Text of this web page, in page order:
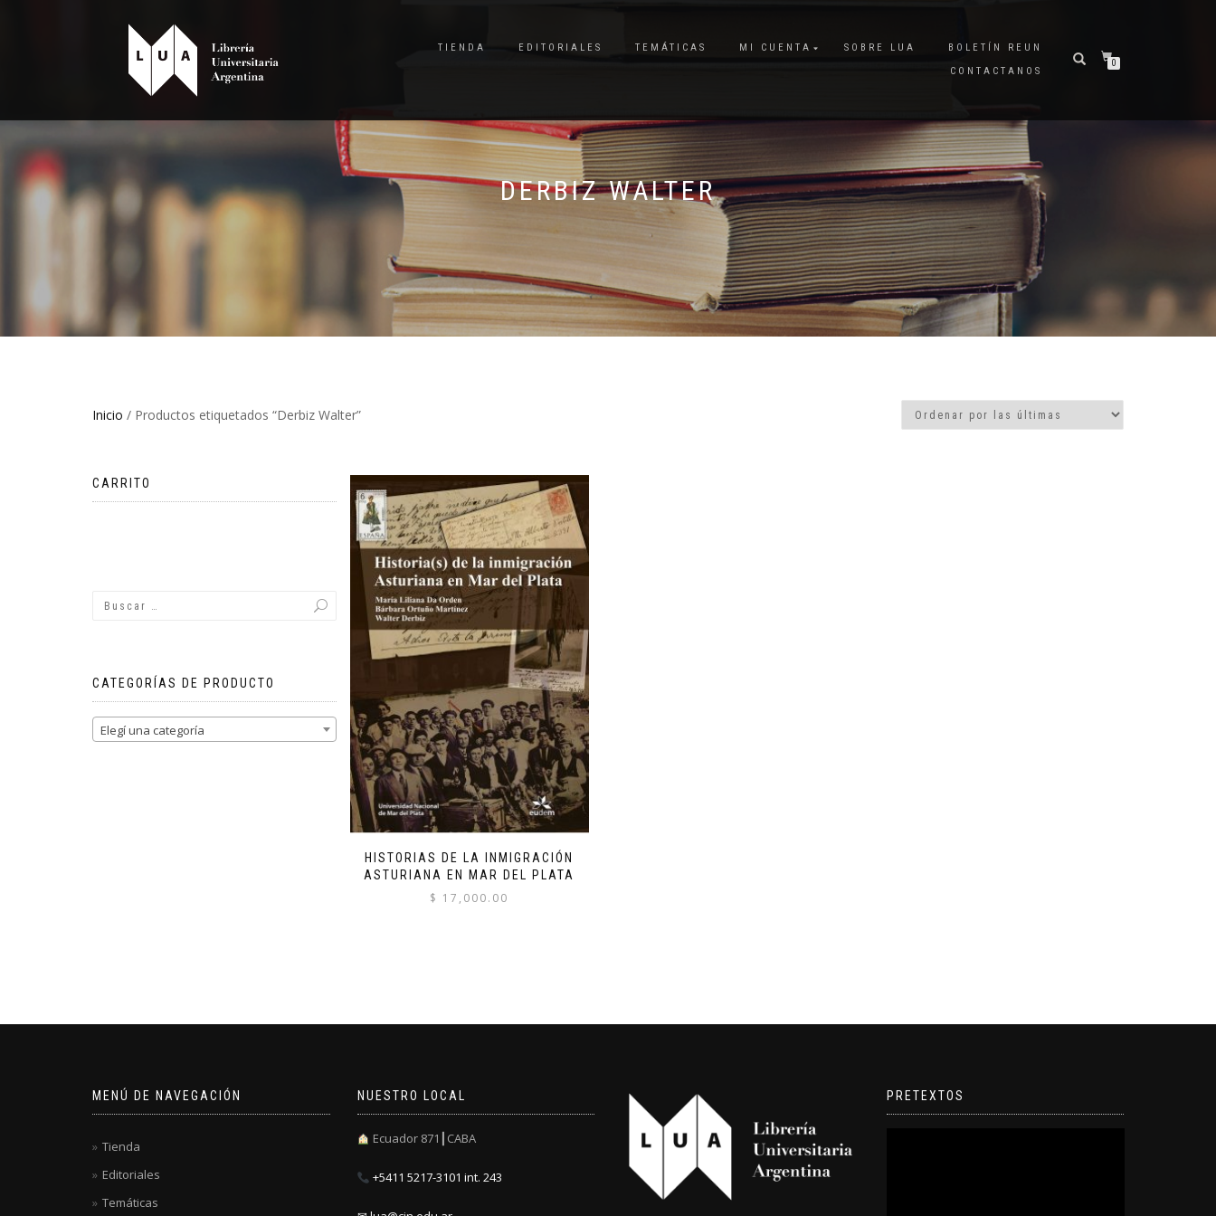
TIENDA EDITORIALES TEMÁTICAS MI CUENTA SOBRE LUA
BOLETÍN REUN
CONTACTANOS
0
DERBIZ WALTER
Inicio / Productos etiquetados “Derbiz Walter”
HISTORIAS DE LA INMIGRACIÓN
ASTURIANA EN MAR DEL PLATA
$ 17,000.00
CARRITO
CATEGORÍAS DE PRODUCTO
Elegí una categoría
MENÚ DE NAVEGACIÓN
Tienda
Editoriales
Temáticas
NUESTRO LOCAL
Ecuador 871┃CABA
+5411 5217-3101 int. 243
PRETEXTOS